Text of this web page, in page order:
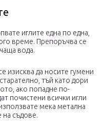
иглите една по една,
време. Препоръчва се
вода.
изисква да носите гумени
тъй като дори
ако попадне по-
почистени всички игли
мека метална
на съдове.